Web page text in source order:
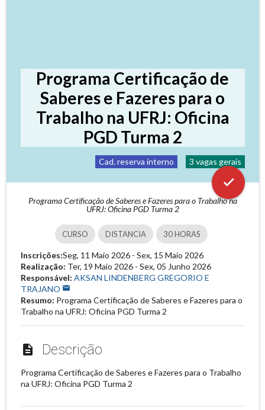
Programa Certificação de
Saberes e Fazeres para o
Trabalho na UFRJ: Oficina
PGD Turma 2
3 vagas gerais
Cad. reserva interno
check
Programa Certificação de Saberes e Fazeres para o Trabalho na
UFRJ: Oficina PGD Turma 2
CURSO DISTANCIA 30 HORAS
Inscrições:Seg, 11 Maio 2026 - Sex, 15 Maio 2026
Realização: Ter, 19 Maio 2026 - Sex, 05 Junho 2026
Responsável: AKSAN LINDENBERG GREGORIO E
TRAJANO mail
Resumo: Programa Certificação de Saberes e Fazeres para o
Trabalho na UFRJ: Oficina PGD Turma 2
description Descrição
Programa Certificação de Saberes e Fazeres para o Trabalho
na UFRJ: Oficina PGD Turma 2